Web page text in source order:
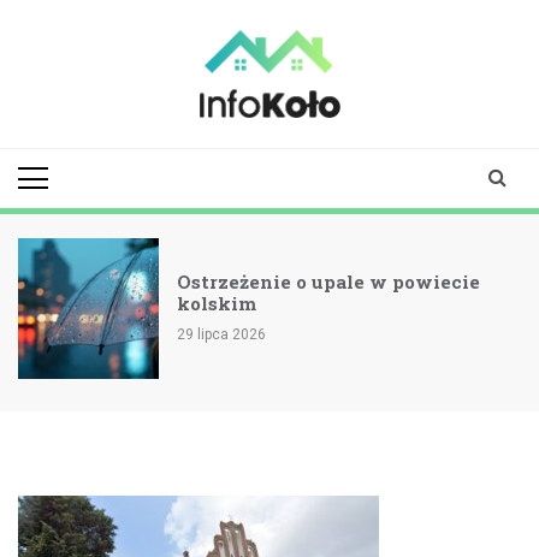
Ostrzeżenie o upale w powiecie
kolskim
29 lipca 2026